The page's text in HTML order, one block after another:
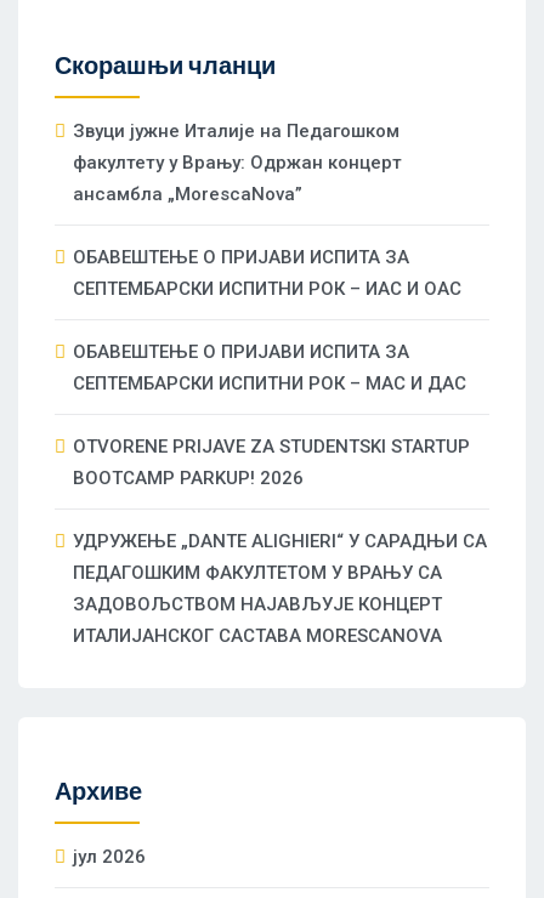
Скорашњи чланци
Звуци јужне Италије на Педагошком
факултету у Врању: Одржан концерт
ансамбла „MorescaNova”
ОБАВЕШТЕЊЕ О ПРИЈАВИ ИСПИТА ЗА
СЕПТЕМБАРСКИ ИСПИТНИ РОК – ИАС И ОАС
ОБАВЕШТЕЊЕ О ПРИЈАВИ ИСПИТА ЗА
СЕПТЕМБАРСКИ ИСПИТНИ РОК – МАС И ДАС
OTVORENE PRIJAVE ZA STUDENTSKI STARTUP
BOOTCAMP PARKUP! 2026
УДРУЖЕЊЕ „DANTE ALIGHIERI“ У САРАДЊИ СА
ПЕДАГОШКИМ ФАКУЛТЕТОМ У ВРАЊУ СА
ЗАДОВОЉСТВОМ НАЈАВЉУЈЕ КОНЦЕРТ
ИТАЛИЈАНСКОГ САСТАВА MORESCANOVA
Архиве
јул 2026